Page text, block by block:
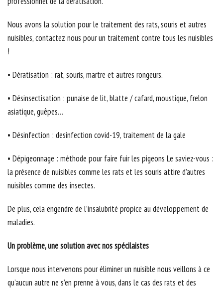
Nous avons la solution pour le traitement des rats, souris et autres
nuisibles, contactez nous pour un traitement contre tous les nuisibles
!
• Dératisation : rat, souris, martre et autres rongeurs.
• Désinsectisation : punaise de lit, blatte / cafard, moustique, frelon
asiatique, guêpes…
• Désinfection : desinfection covid-19, traitement de la gale
• Dépigeonnage : méthode pour faire fuir les pigeons Le saviez-vous :
la présence de nuisibles comme les rats et les souris attire d’autres
nuisibles comme des insectes.
De plus, cela engendre de l’insalubrité propice au développement de
maladies.
Un problème, une solution avec nos spécilaistes
Lorsque nous intervenons pour éliminer un nuisible nous veillons à ce
qu’aucun autre ne s’en prenne à vous, dans le cas des rats et des